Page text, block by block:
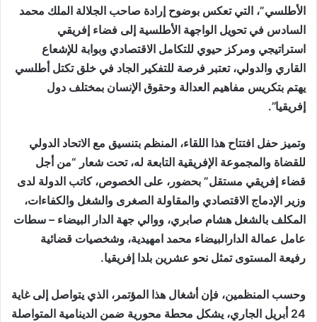
الأطلسي”، التي تعكس بوضوح إرادة صاحب الجلالة الملك محمد
السادس في تحويل الواجهة الأطلسية إلى فضاء إفريقي
استراتيجي ومركز حيوي للتكامل الاقتصادي وبوابة للإشعاع
القاري والدولي، تعتبر فرصة للتفكير الجاد في خلق تكتل أطلسي
يهتم بتكريس مفاهيم العدالة وحقوق الإنسان بمختلف دول
إفريقيا”.
وتميز حفل افتتاح هذا اللقاء، المنظم بتنسيق مع الاتحاد الدولي
للقضاة والمجموعة الإفريقية التابعة له، تحت شعار “من أجل
قضاء إفريقي مستقل” بحضور، على الخصوص، كاتب الدولة لدى
وزير الإدماج الاقتصادي والمقاولة الصغرى والشغل والكفاءات،
المكلف بالشغل هشام صابري، ووالي جهة الدار البيضاء – سطات
عامل عمالة الدارالبيضاء محمد امهيدية، وشخصيات قضائية
رفيعة المستوى تمثل نحو عشرين بلدا إفريقيا.
وحسب المنظمين، فإن أشغال هذا المؤتمر، الذي يتواصل إلى غاية
24 أبريل الجاري، يشكل محطة محورية ضمن الدينامية المتواصلة